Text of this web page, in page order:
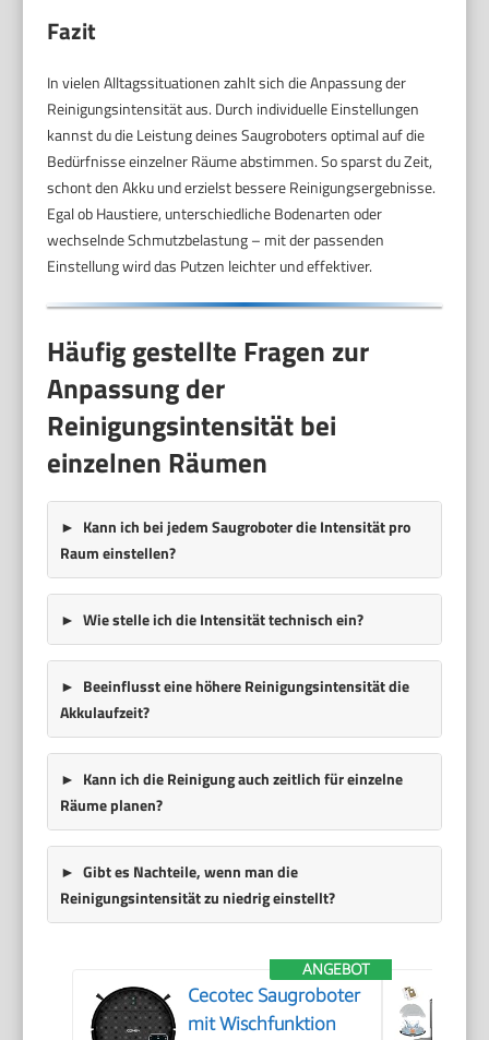
Fazit
In vielen Alltagssituationen zahlt sich die Anpassung der
Reinigungsintensität aus. Durch individuelle Einstellungen
kannst du die Leistung deines Saugroboters optimal auf die
Bedürfnisse einzelner Räume abstimmen. So sparst du Zeit,
schont den Akku und erzielst bessere Reinigungsergebnisse.
Egal ob Haustiere, unterschiedliche Bodenarten oder
wechselnde Schmutzbelastung – mit der passenden
Einstellung wird das Putzen leichter und effektiver.
Häufig gestellte Fragen zur
Anpassung der
Reinigungsintensität bei
einzelnen Räumen
Kann ich bei jedem Saugroboter die Intensität pro
Raum einstellen?
Wie stelle ich die Intensität technisch ein?
Beeinflusst eine höhere Reinigungsintensität die
Akkulaufzeit?
Kann ich die Reinigung auch zeitlich für einzelne
Räume planen?
Gibt es Nachteile, wenn man die
Reinigungsintensität zu niedrig einstellt?
ANGEBOT
Cecotec Saugroboter
mit Wischfunktion